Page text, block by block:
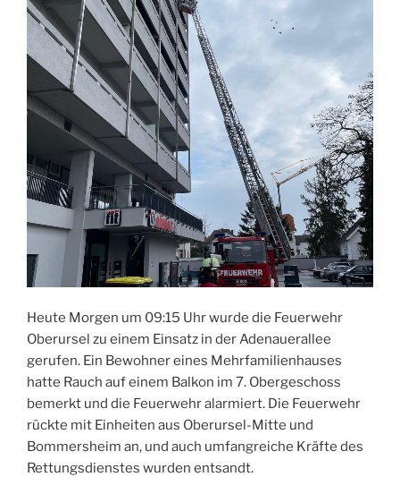
Heute Morgen um 09:15 Uhr wurde die Feuerwehr
Oberursel zu einem Einsatz in der Adenauerallee
gerufen. Ein Bewohner eines Mehrfamilienhauses
hatte Rauch auf einem Balkon im 7. Obergeschoss
bemerkt und die Feuerwehr alarmiert. Die Feuerwehr
rückte mit Einheiten aus Oberursel-Mitte und
Bommersheim an, und auch umfangreiche Kräfte des
Rettungsdienstes wurden entsandt.